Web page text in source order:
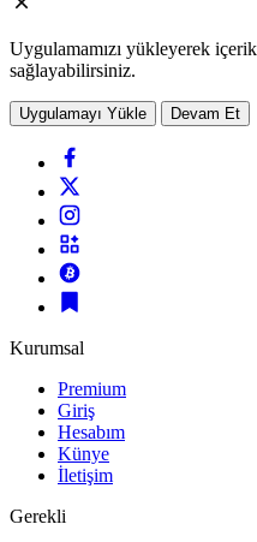
Uygulamamızı yükleyerek
sağlayabilirsiniz.
Uygulamayı Yükle Devam Et
Kurumsal
Premium
Giriş
Hesabım
Künye
İletişim
Gerekli